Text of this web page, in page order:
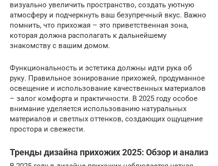
визуально увеличить пространство, создать уютную
атмосферу и подчеркнуть ваш безупречный вкус. Важно
помнить, что прихожая – это приветственная зона,
которая должна располагать к дальнейшему
знакомству с вашим домом.
Функциональность и эстетика должны идти рука об
руку. Правильное зонирование прихожей, продуманное
освещение и использование качественных материалов
– залог комфорта и практичности. В 2025 году особое
внимание уделяется использованию натуральных
материалов и светлых оттенков, создающих ощущение
простора и свежести.
Тренды дизайна прихожих 2025: Обзор и анализ